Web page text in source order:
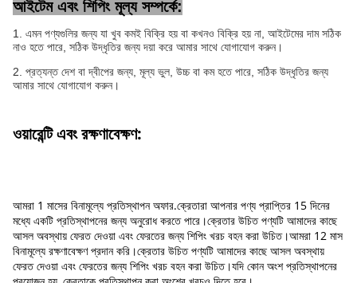
আইটেম এবং শিপিং মূল্য সম্পর্কে:
1. এমন পণ্যগুলির জন্য যা খুব কমই বিক্রি হয় বা কখনও বিক্রি হয় না, আইটেমের দাম সঠিক
নাও হতে পারে, সঠিক উদ্ধৃতির জন্য দয়া করে আমার সাথে যোগাযোগ করুন।
2. প্রত্যন্ত দেশ বা দ্বীপের জন্য, মূল্য ভুল, উচ্চ বা কম হতে পারে, সঠিক উদ্ধৃতির জন্য
আমার সাথে যোগাযোগ করুন।
ওয়ারেন্টি এবং রক্ষণাবেক্ষণ:
আমরা 1 মাসের বিনামূল্যে প্রতিস্থাপন অফার.ক্রেতারা আপনার পণ্য প্রাপ্তির 15 দিনের
মধ্যে একটি প্রতিস্থাপনের জন্য অনুরোধ করতে পারে।ক্রেতার উচিত পণ্যটি আমাদের কাছে
আসল অবস্থায় ফেরত দেওয়া এবং ফেরতের জন্য শিপিং খরচ বহন করা উচিত।আমরা 12 মাস
বিনামূল্যে রক্ষণাবেক্ষণ প্রদান করি।ক্রেতার উচিত পণ্যটি আমাদের কাছে আসল অবস্থায়
ফেরত দেওয়া এবং ফেরতের জন্য শিপিং খরচ বহন করা উচিত।যদি কোন অংশ প্রতিস্থাপনের